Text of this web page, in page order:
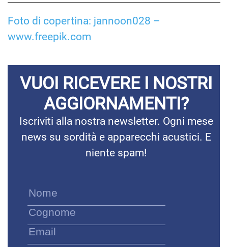
Foto di copertina: jannoon028 –
www.freepik.com
VUOI RICEVERE I NOSTRI
AGGIORNAMENTI?
Iscriviti alla nostra newsletter. Ogni mese
news su sordità e apparecchi acustici. E
niente spam!